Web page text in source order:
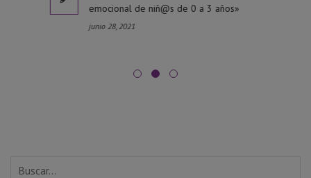
emocional de niñ@s de 0 a 3 años»
junio 28, 2021